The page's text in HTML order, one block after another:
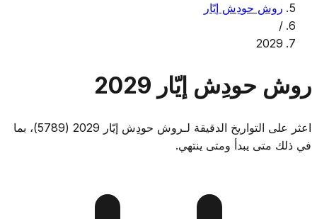
روش حودِش إيّار
/
2029
روش حودِش إيّار 2029
اعثر على التواريخ الدقيقة لـروش حودِش إيّار 2029 (5789)، بما
في ذلك متى يبدأ ومتى ينتهي.